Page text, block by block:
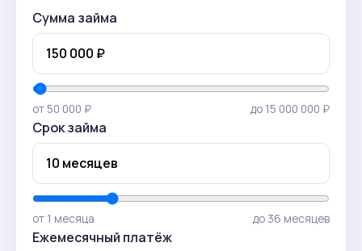
Сумма займа
от 50 000 ₽ до 15 000 000 ₽
Срок займа
от 1 месяца до 36 месяцев
Ежемесячный платёж